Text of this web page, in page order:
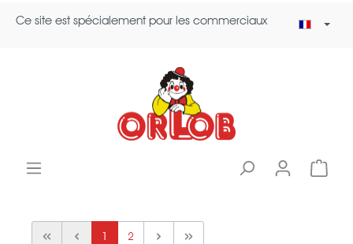
Ce site est spécialement pour les commerciaux
1 2